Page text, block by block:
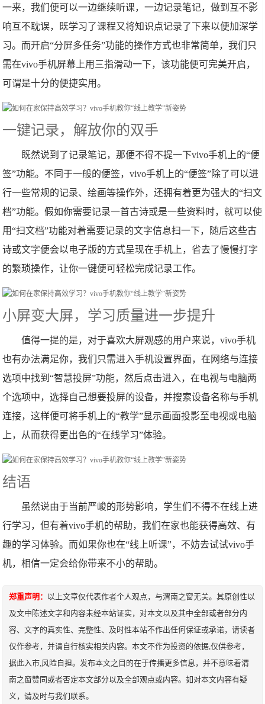
一来，我们便可以一边继续听课，一边记录笔记，做到互不影
响互不耽误，既学习了课程又将知识点记录了下来以便加深学
习。而开启“分屏多任务”功能的操作方式也非常简单，我们只
需在vivo手机屏幕上用三指滑动一下，该功能便可完美开启，
可谓是十分的便捷实用。
一键记录，解放你的双手
既然说到了记录笔记，那便不得不提一下vivo手机上的“便
签”功能。不同于一般的便签，vivo手机上的“便签”除了可以进
行一些常规的记录、绘画等操作外，还拥有着更为强大的“扫文
档”功能。假如你需要记录一首古诗或是一些资料时，就可以使
用“扫文档”功能对着需要记录的文字信息扫一下，随后这些古
诗或文字便会以电子版的方式呈现在手机上，省去了慢慢打字
的繁琐操作，让你一键便可轻松完成记录工作。
小屏变大屏，学习质量进一步提升
值得一提的是，对于喜欢大屏观感的用户来说，vivo手机
也有办法满足你，我们只需进入手机设置界面，在网络与连接
选项中找到“智慧投屏”功能，然后点击进入，在电视与电脑两
个选项中，选择自己想要投屏的设备，并搜索设备名称与手机
连接，这样便可将手机上的“教学”显示画面投影至电视或电脑
上，从而获得更出色的“在线学习”体验。
结语
虽然说由于当前严峻的形势影响，学生们不得不在线上进
行学习，但有着vivo手机的帮助，我们在家也能获得高效、有
趣的学习体验。而如果你也在“线上听课”，不妨去试试vivo手
机，相信一定会给你带来不小的帮助。
郑重声明： 以上文章仅代表作者个人观点，与渭南之窗无关。其原创性以
及文中陈述文字和内容未经本站证实，对本文以及其中全部或者部分内
容、文字的真实性、完整性、及时性本站不作出任何保证或承诺，请读者
仅作参考，并请自行核实相关内容。本文不作为投资的依据,仅供参考，
据此入市,风险自担。发布本文之目的在于传播更多信息，并不意味着渭
南之窗赞同或者否定本文部分以及全部观点或内容。如对本文内容有疑
义，请及时与我们联系。